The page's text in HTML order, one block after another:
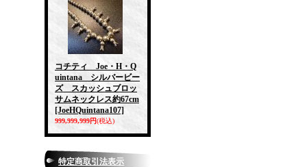
コチティ Joe・H・Q
uintana シルバービー
ズ スカッシュブロッ
サムネックレス約67cm
[JoeHQuintana107]
999,999,999円(税込)
特定商取引法表示